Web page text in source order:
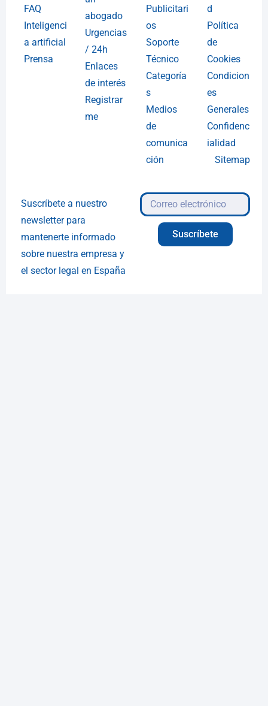
FAQ
Inteligenci
a artificial
Prensa
abogado
Urgencias
/ 24h
Enlaces
de interés
Registrar
me
Publicitari
os
Soporte
Técnico
Categoría
s
Medios
de
comunica
ción
d
Política
de
Cookies
Condicion
es
Generales
Confidenc
ialidad
Sitemap
Suscríbete a nuestro
newsletter para
mantenerte informado
sobre nuestra empresa y
el sector legal en España
Suscríbete